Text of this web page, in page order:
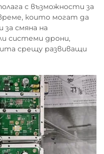
с възможности за
които могат да
смяна на
системи дрони,
срещу развиващи